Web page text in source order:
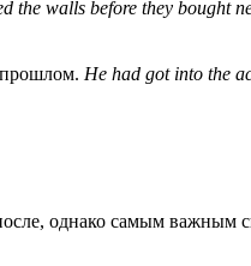
the walls before they bought
прошлом. He had got into the
однако самым важным